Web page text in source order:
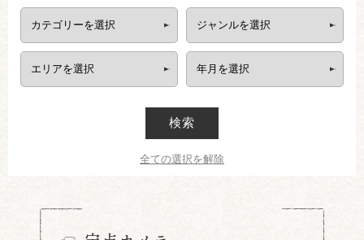
検索
全ての選択を解除